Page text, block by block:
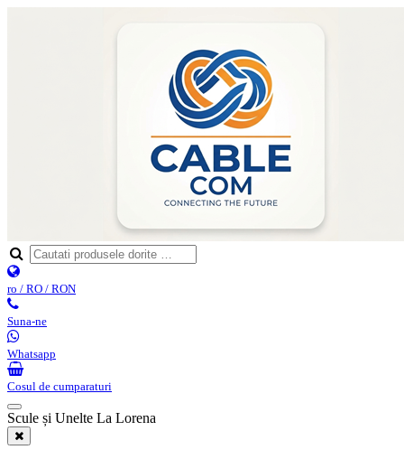
ro / RO / RON
Suna-ne
Whatsapp
Cosul de cumparaturi
Scule și Unelte La Lorena